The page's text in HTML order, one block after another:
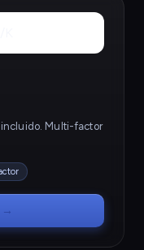
incluido. Multi-factor
→